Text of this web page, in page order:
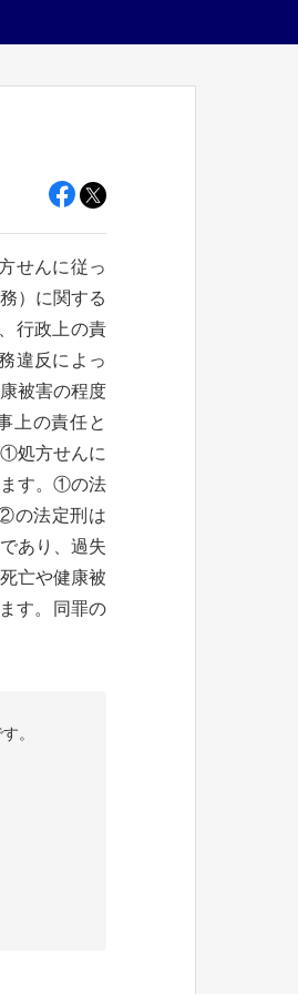
せんに従っ
）に関する
行政上の責
違反によっ
被害の程度
上の責任と
処方せんに
ます。①の法
の法定刑は
あり、過失
亡や健康被
す。同罪の
。